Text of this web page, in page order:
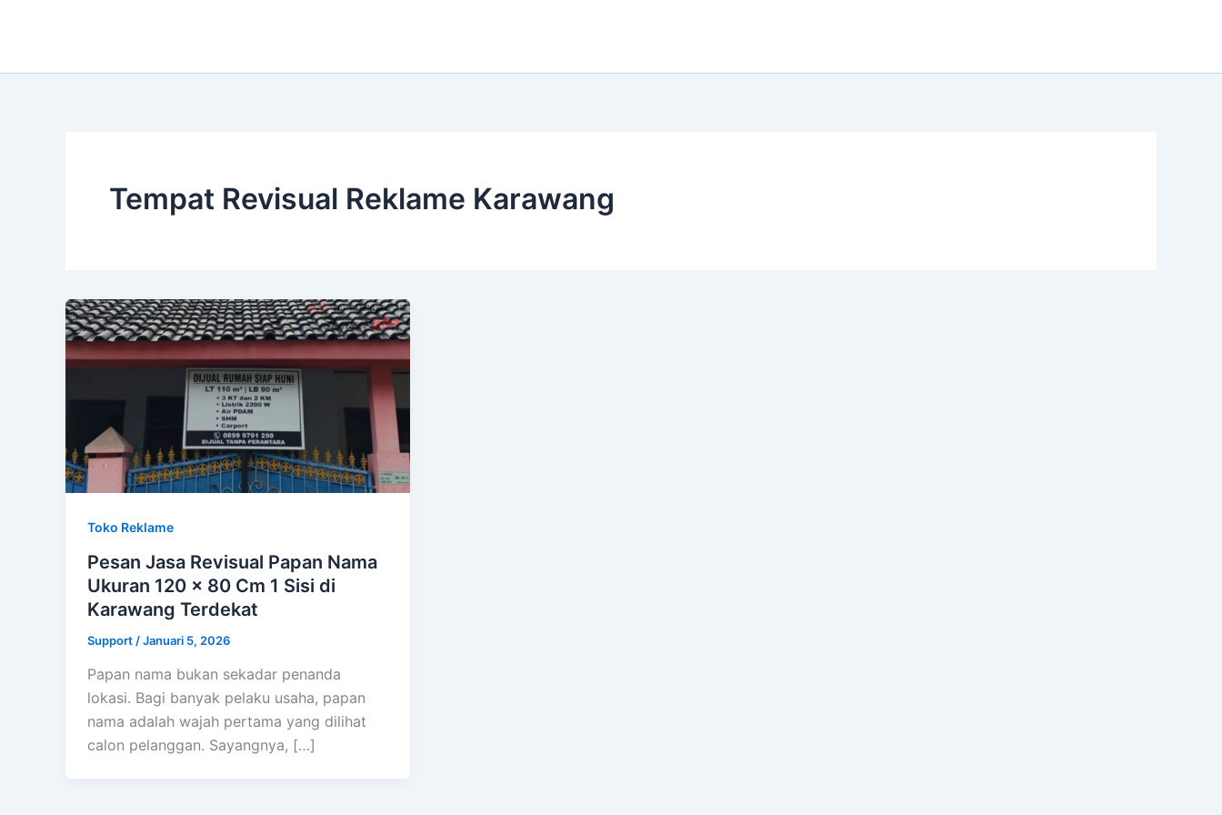
Tempat Revisual Reklame Karawang
Toko Reklame
Pesan Jasa Revisual Papan Nama
Ukuran 120 x 80 Cm 1 Sisi di
Karawang Terdekat
Support /Januari 5, 2026
Papan nama bukan sekadar penanda
lokasi. Bagi banyak pelaku usaha, papan
nama adalah wajah pertama yang dilihat
calon pelanggan. Sayangnya, […]